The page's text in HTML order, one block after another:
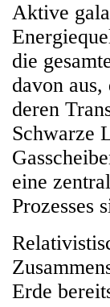
Aktive
die
davon
deren
Schwarze
eine
Prozesses
Erde